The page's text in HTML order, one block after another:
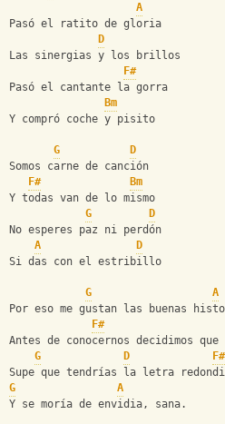
A
Pasó el ratito de gloria
D
Las sinergias y los brillos
F#
Pasó el cantante la gorra
Bm
Y compró coche y pisito
G
D
Somos carne de canción
F#
Bm
Y todas van de lo mismo
G
D
No esperes paz ni perdón
A
D
Si das con el estribillo
G A
Por eso me gustan las buenas
F#
Antes de conocernos decidimos
G
D F#
Supe que tendrías la letra
G
A
Y se moría de envidia, sana.